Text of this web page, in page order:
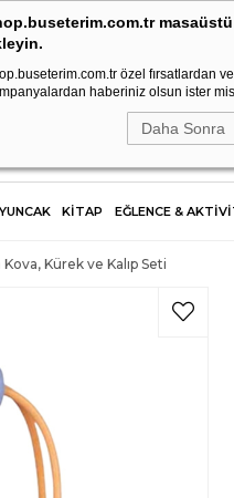
özel fırsatlardan
haberiniz olsun ister
Daha Sonra
HIZLI KARGO
KİTAP EĞLENCE &
Kürek ve Kalıp Seti